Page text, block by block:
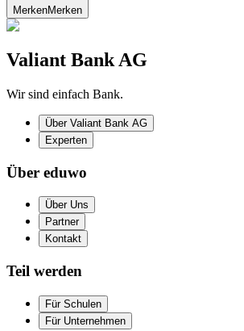
MerkenMerken
Valiant Bank AG
Wir sind einfach Bank.
Über Valiant Bank AG
Experten
Über eduwo
Über Uns
Partner
Kontakt
Teil werden
Für Schulen
Für Unternehmen